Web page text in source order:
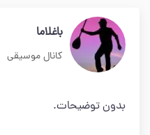
باغلاما
کانال موسیقی
بدون توضیحات.